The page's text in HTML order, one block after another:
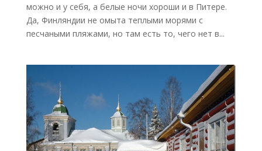
можно и у себя, а белые ночи хороши и в Питере.
Да, Финляндии не омыта теплыми морями с
песчаными пляжами, но там есть то, чего нет в...